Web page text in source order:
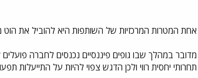
אחת המטרות המרכזיות של השותפות היא להוביל את הוט
מדובר במהלך שבו גופים פיננסיים נכנסים לחברה פועלים
תחרותי יחסית רווי ולכן הדגש צפוי להיות על התייעלות